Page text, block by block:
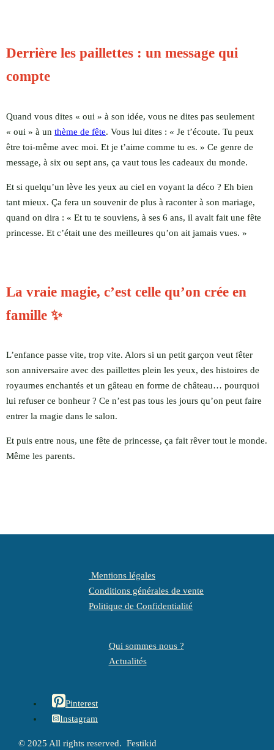
Derrière les paillettes : un message qui
compte
Quand vous dites « oui » à son idée, vous ne dites pas seulement
« oui » à un thème de fête. Vous lui dites : « Je t’écoute. Tu peux
être toi-même avec moi. Et je t’aime comme tu es. » Ce genre de
message, à six ou sept ans, ça vaut tous les cadeaux du monde.
Et si quelqu’un lève les yeux au ciel en voyant la déco ? Eh bien
tant mieux. Ça fera un souvenir de plus à raconter à son mariage,
quand on dira : « Et tu te souviens, à ses 6 ans, il avait fait une fête
princesse. Et c’était une des meilleures qu’on ait jamais vues. »
La vraie magie, c’est celle qu’on crée en
famille ✨
L’enfance passe vite, trop vite. Alors si un petit garçon veut fêter
son anniversaire avec des paillettes plein les yeux, des histoires de
royaumes enchantés et un gâteau en forme de château… pourquoi
lui refuser ce bonheur ? Ce n’est pas tous les jours qu’on peut faire
entrer la magie dans le salon.
Et puis entre nous, une fête de princesse, ça fait rêver tout le monde.
Même les parents.
Pinterest
Instagram
© 2025 All rights reserved. Festikid
Qui sommes nous ?
Actualités
Mentions légales
Conditions générales de vente
Politique de Confidentialité